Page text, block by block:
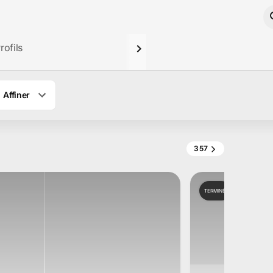
Affiner
357
TERMINÉ